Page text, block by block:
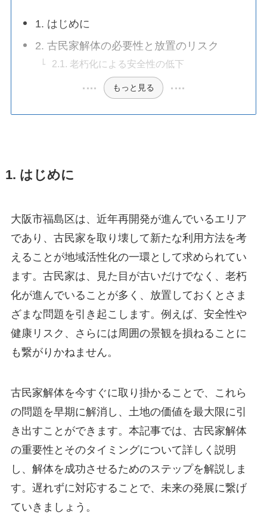
1. はじめに
2. 古民家解体の必要性と放置のリスク
2.1. 老朽化による安全性の低下
もっと見る
1. はじめに
大阪市福島区は、近年再開発が進んでいるエリア
であり、古民家を取り壊して新たな利用方法を考
えることが地域活性化の一環として求められてい
ます。古民家は、見た目が古いだけでなく、老朽
化が進んでいることが多く、放置しておくとさま
ざまな問題を引き起こします。例えば、安全性や
健康リスク、さらには周囲の景観を損ねることに
も繋がりかねません。
古民家解体を今すぐに取り掛かることで、これら
の問題を早期に解消し、土地の価値を最大限に引
き出すことができます。本記事では、古民家解体
の重要性とそのタイミングについて詳しく説明
し、解体を成功させるためのステップを解説しま
す。遅れずに対応することで、未来の発展に繋げ
ていきましょう。